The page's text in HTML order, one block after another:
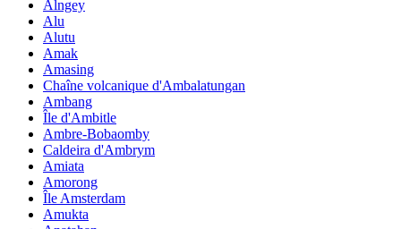
Alngey
Alu
Alutu
Amak
Amasing
Chaîne volcanique d'Ambalatungan
Ambang
Île d'Ambitle
Ambre-Bobaomby
Caldeira d'Ambrym
Amiata
Amorong
Île Amsterdam
Amukta